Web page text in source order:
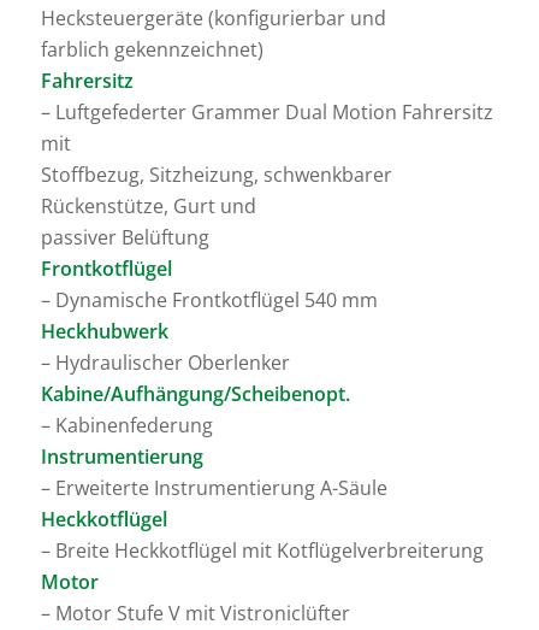
Hecksteuergeräte (konfigurierbar und
farblich gekennzeichnet)
Fahrersitz
– Luftgefederter Grammer Dual Motion Fahrersitz
mit
Stoffbezug, Sitzheizung, schwenkbarer
Rückenstütze, Gurt und
passiver Belüftung
Frontkotflügel
– Dynamische Frontkotflügel 540 mm
Heckhubwerk
– Hydraulischer Oberlenker
Kabine/Aufhängung/Scheibenopt.
– Kabinenfederung
Instrumentierung
– Erweiterte Instrumentierung A-Säule
Heckkotflügel
– Breite Heckkotflügel mit Kotflügelverbreiterung
Motor
– Motor Stufe V mit Vistroniclüfter